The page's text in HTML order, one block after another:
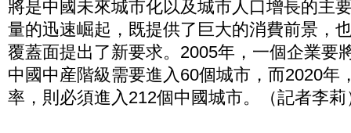
將是中國未來城市化以及城市人口增長的主
量的迅速崛起，既提供了巨大的消費前景，
覆蓋面提出了新要求。2005年，一個企業要
中國中産階級需要進入60個城市，而2020年
率，則必須進入212個中國城市。（記者李莉